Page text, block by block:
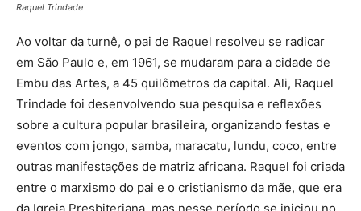
Raquel Trindade
Ao voltar da turnê, o pai de Raquel resolveu se radicar
em São Paulo e, em 1961, se mudaram para a cidade de
Embu das Artes, a 45 quilômetros da capital. Ali, Raquel
Trindade foi desenvolvendo sua pesquisa e reflexões
sobre a cultura popular brasileira, organizando festas e
eventos com jongo, samba, maracatu, lundu, coco, entre
outras manifestações de matriz africana. Raquel foi criada
entre o marxismo do pai e o cristianismo da mãe, que era